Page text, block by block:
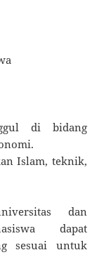
di bidang
Islam, teknik,
dan
dapat
sesuai untuk